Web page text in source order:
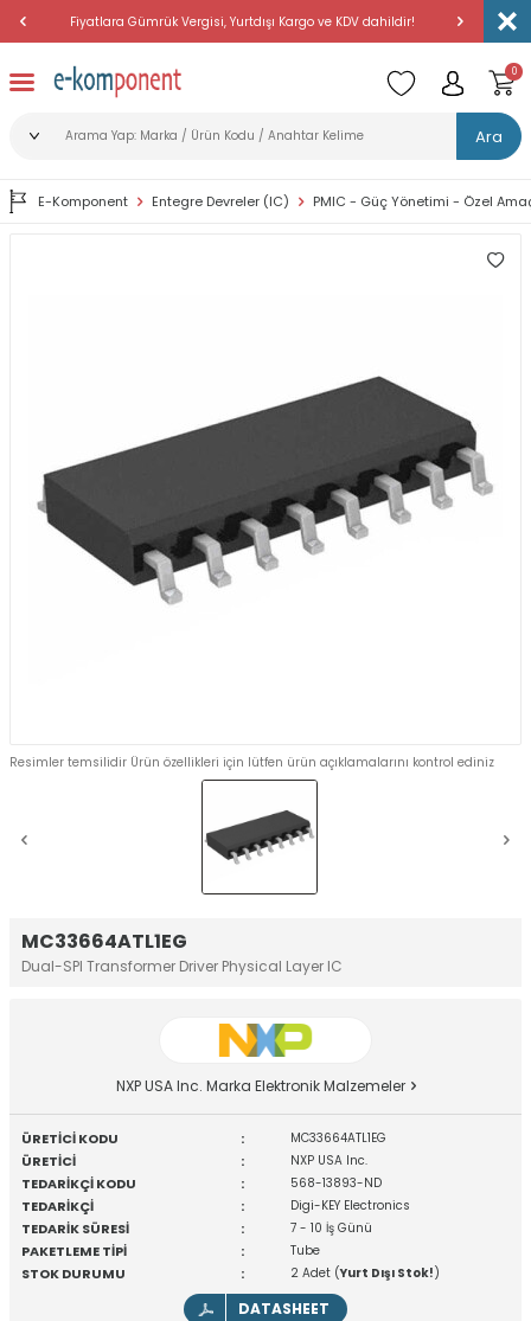
Fiyatlara Gümrük Vergisi, Yurtdışı Kargo ve KDV dahildir!
Ara
0
E-Komponent Entegre Devreler (IC) PMIC - Güç Yönetimi - Özel
MC33664ATL1EG
Dual-SPI Transformer Driver Physical Layer IC
Resimler temsilidir Ürün özellikleri için lütfen ürün açıklamalarını kontrol ediniz
NXP USA Inc. Marka Elektronik Malzemeler
ÜRETİCİ KODU : MC33664ATL1EG
ÜRETİCİ : NXP USA Inc.
TEDARİKÇİ KODU : 568-13893-ND
TEDARİKÇİ : Digi-KEY Electronics
TEDARİK SÜRESİ : 7 - 10 İş Günü
PAKETLEME TİPİ : Tube
STOK DURUMU : 2 Adet (Yurt Dışı Stok!)
DATASHEET